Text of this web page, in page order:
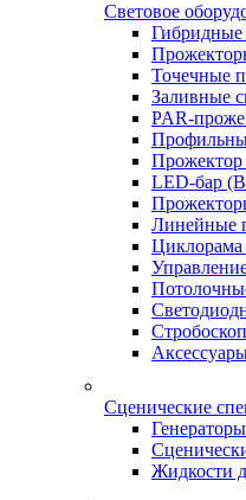
Световое
Гибридные
Точечные
Заливные
PAR-
Прожектор
LED-бар
Линейные
Циклорама
Сценические
Жидкости